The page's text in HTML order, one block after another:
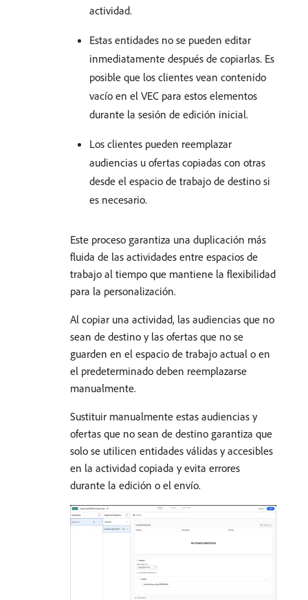
actividad.
Estas entidades no se pueden editar
inmediatamente después de copiarlas. Es
posible que los clientes vean contenido
vacío en el VEC para estos elementos
durante la sesión de edición inicial.
Los clientes pueden reemplazar
audiencias u ofertas copiadas con otras
desde el espacio de trabajo de destino si
es necesario.
Este proceso garantiza una duplicación más
fluida de las actividades entre espacios de
trabajo al tiempo que mantiene la flexibilidad
para la personalización.
Al copiar una actividad, las audiencias que no
sean de destino y las ofertas que no se
guarden en el espacio de trabajo actual o en
el predeterminado deben reemplazarse
manualmente.
Sustituir manualmente estas audiencias y
ofertas que no sean de destino garantiza que
solo se utilicen entidades válidas y accesibles
en la actividad copiada y evita errores
durante la edición o el envío.